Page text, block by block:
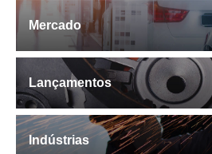
Mercado
Lançamentos
Indústrias